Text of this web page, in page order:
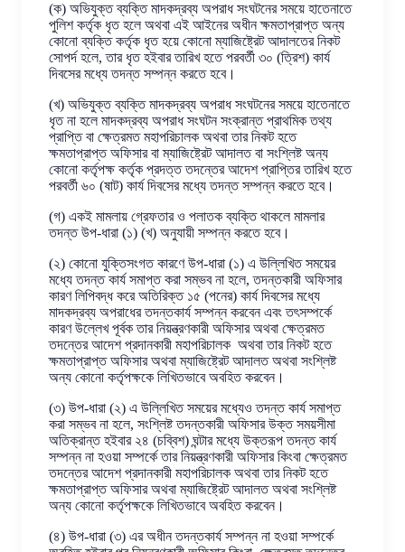
(ক) অভিযুক্ত ব্যক্তি মাদকদ্রব্য অপরাধ সংঘটনের সময়ে হাতেনাতে
পুলিশ কর্তৃক ধৃত হলে অথবা এই আইনের অধীন ক্ষমতাপ্রাপ্ত অন্য
কোনো ব্যক্তি কর্তৃক ধৃত হয়ে কোনো ম্যাজিষ্ট্রেট আদালতের নিকট
সোপর্দ হলে, তার ধৃত হইবার তারিখ হতে পরবর্তী ৩০ (ত্রিশ) কার্য
দিবসের মধ্যে তদন্ত সম্পন্ন করতে হবে।
(খ) অভিযুক্ত ব্যক্তি মাদকদ্রব্য অপরাধ সংঘটনের সময়ে হাতেনাতে
ধৃত না হলে মাদকদ্রব্য অপরাধ সংঘটন সংক্রান্ত প্রাথমিক তথ্য
প্রাপ্তি বা ক্ষেত্রমত মহাপরিচালক অথবা তার নিকট হতে
ক্ষমতাপ্রাপ্ত অফিসার বা ম্যাজিষ্ট্রেট আদালত বা সংশ্লিষ্ট অন্য
কোনো কর্তৃপক্ষ কর্তৃক প্রদত্ত তদন্তের আদেশ প্রাপ্তির তারিখ হতে
পরবর্তী ৬০ (ষাট) কার্য দিবসের মধ্যে তদন্ত সম্পন্ন করতে হবে।
(গ) একই মামলায় গ্রেফতার ও পলাতক ব্যক্তি থাকলে মামলার
তদন্ত উপ-ধারা (১) (খ) অনুযায়ী সম্পন্ন করতে হবে।
(২) কোনো যুক্তিসংগত কারণে উপ-ধারা (১) এ উল্লিখিত সময়ের
মধ্যে তদন্ত কার্য সমাপ্ত করা সম্ভব না হলে, তদন্তকারী অফিসার
কারণ লিপিবদ্ধ করে অতিরিক্ত ১৫ (পনের) কার্য দিবসের মধ্যে
মাদকদ্রব্য অপরাধের তদন্তকার্য সম্পন্ন করবেন এবং তৎসম্পর্কে
কারণ উল্লেখ পূর্বক তার নিয়ন্ত্রণকারী অফিসার অথবা ক্ষেত্রমত
তদন্তের আদেশ প্রদানকারী মহাপরিচালক অথবা তার নিকট হতে
ক্ষমতাপ্রাপ্ত অফিসার অথবা ম্যাজিষ্ট্রেট আদালত অথবা সংশ্লিষ্ট
অন্য কোনো কর্তৃপক্ষকে লিখিতভাবে অবহিত করবেন।
(৩) উপ-ধারা (২) এ উল্লিখিত সময়ের মধ্যেও তদন্ত কার্য সমাপ্ত
করা সম্ভব না হলে, সংশ্লিষ্ট তদন্তকারী অফিসার উক্ত সময়সীমা
অতিক্রান্ত হইবার ২৪ (চব্বিশ) ঘন্টার মধ্যে উক্তরূপ তদন্ত কার্য
সম্পন্ন না হওয়া সম্পর্কে তার নিয়ন্ত্রণকারী অফিসার কিংবা ক্ষেত্রমত
তদন্তের আদেশ প্রদানকারী মহাপরিচালক অথবা তার নিকট হতে
ক্ষমতাপ্রাপ্ত অফিসার অথবা ম্যাজিষ্ট্রেট আদালত অথবা সংশ্লিষ্ট
অন্য কোনো কর্তৃপক্ষকে লিখিতভাবে অবহিত করবেন।
(৪) উপ-ধারা (৩) এর অধীন তদন্তকার্য সম্পন্ন না হওয়া সম্পর্কে